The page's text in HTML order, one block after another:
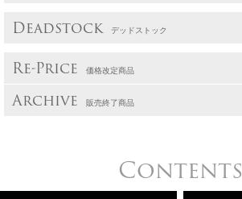
Deadstock デッドストック
Re-Price 価格改定商品
Archive 販売終了商品
Contents